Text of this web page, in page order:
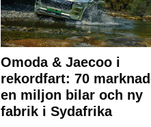
Omoda & Jaecoo i
rekordfart: 70
en miljon bilar och ny
fabrik i Sydafrika